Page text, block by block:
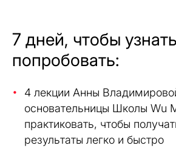
7 дней, чтобы
попробовать:
4 лекции Анны
основательницы Школы Wu
практиковать, чтобы
результаты легко и быстро